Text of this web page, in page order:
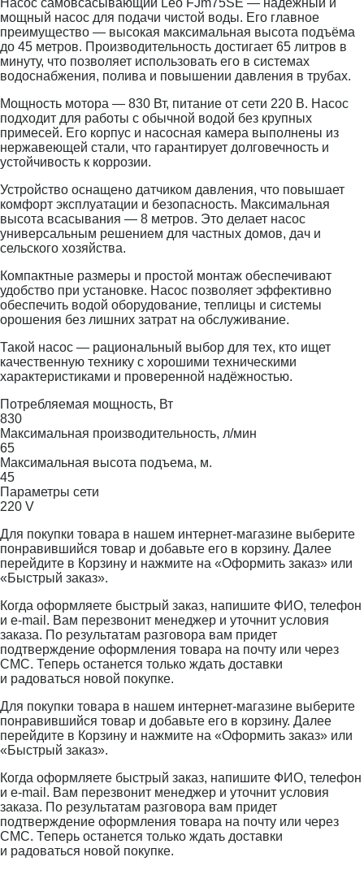
мощный насос для подачи чистой воды. Его главное
преимущество — высокая максимальная высота подъёма
до 45 метров. Производительность достигает 65 литров в
минуту, что позволяет использовать его в системах
водоснабжения, полива и повышении давления в трубах.
Мощность мотора — 830 Вт, питание от сети 220 В. Насос
подходит для работы с обычной водой без крупных
примесей. Его корпус и насосная камера выполнены из
нержавеющей стали, что гарантирует долговечность и
устойчивость к коррозии.
Устройство оснащено датчиком давления, что повышает
комфорт эксплуатации и безопасность. Максимальная
высота всасывания — 8 метров. Это делает насос
универсальным решением для частных домов, дач и
сельского хозяйства.
Компактные размеры и простой монтаж обеспечивают
удобство при установке. Насос позволяет эффективно
обеспечить водой оборудованиe, теплицы и системы
орошения без лишних затрат на обслуживание.
Такой насос — рациональный выбор для тех, кто ищет
качественную технику с хорошими техническими
характеристиками и проверенной надёжностью.
Потребляемая мощность, Вт
830
Максимальная производительность, л/мин
65
Максимальная высота подъема, м.
45
Параметры сети
220 V
Для покупки товара в нашем интернет-магазине выберите
понравившийся товар и добавьте его в корзину. Далее
перейдите в Корзину и нажмите на «Оформить заказ» или
«Быстрый заказ».
Когда оформляете быстрый заказ, напишите ФИО, телефон
и e-mail. Вам перезвонит менеджер и уточнит условия
заказа. По результатам разговора вам придет
подтверждение оформления товара на почту или через
СМС. Теперь останется только ждать доставки
и радоваться новой покупке.
Для покупки товара в нашем интернет-магазине выберите
понравившийся товар и добавьте его в корзину. Далее
перейдите в Корзину и нажмите на «Оформить заказ» или
«Быстрый заказ».
Когда оформляете быстрый заказ, напишите ФИО, телефон
и e-mail. Вам перезвонит менеджер и уточнит условия
заказа. По результатам разговора вам придет
подтверждение оформления товара на почту или через
СМС. Теперь останется только ждать доставки
и радоваться новой покупке.